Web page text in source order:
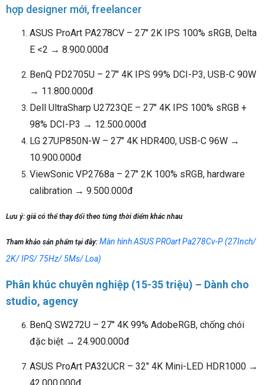
hợp designer mới, freelancer
ASUS ProArt PA278CV – 27" 2K IPS 100% sRGB, Delta
E <2 → 8.900.000đ
BenQ PD2705U – 27" 4K IPS 99% DCI-P3, USB-C 90W
→ 11.800.000đ
Dell UltraSharp U2723QE – 27" 4K IPS 100% sRGB +
98% DCI-P3 → 12.500.000đ
LG 27UP850N-W – 27" 4K HDR400, USB-C 96W →
10.900.000đ
ViewSonic VP2768a – 27" 2K 100% sRGB, hardware
calibration → 9.500.000đ
Lưu ý: giá có thể thay đổi theo từng thời điểm khác nhau
Tham khảo sản phẩm tại đây: Màn hình ASUS PROart Pa278Cv-P (27Inch/
2K/ IPS/ 75Hz/ 5Ms/ Loa)
Phân khúc chuyên nghiệp (15-35 triệu) – Dành cho
studio, agency
BenQ SW272U – 27" 4K 99% AdobeRGB, chống chói
đặc biệt → 24.900.000đ
ASUS ProArt PA32UCR – 32" 4K Mini-LED HDR1000 →